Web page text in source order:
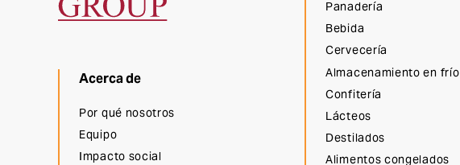
Acerca de
Por qué nosotros
Equipo
Impacto social
Panadería
Bebida
Cervecería
Almacenamiento en frío
Confitería
Lácteos
Destilados
Alimentos congelados